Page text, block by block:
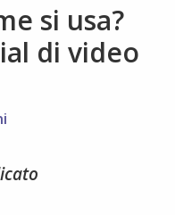
si usa?
di video